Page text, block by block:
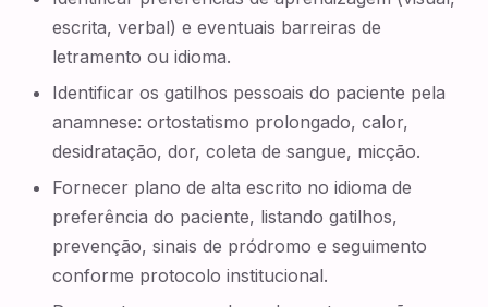
escrita, verbal) e eventuais barreiras de
letramento ou idioma.
Identificar os gatilhos pessoais do paciente pela
anamnese: ortostatismo prolongado, calor,
desidratação, dor, coleta de sangue, micção.
Fornecer plano de alta escrito no idioma de
preferência do paciente, listando gatilhos,
prevenção, sinais de pródromo e seguimento
conforme protocolo institucional.